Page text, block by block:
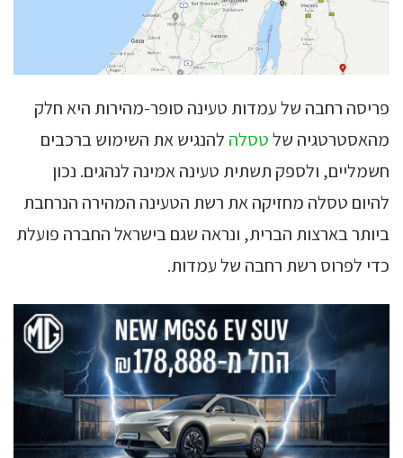
פריסה רחבה של עמדות טעינה סופר-מהירות היא חלק
מהאסטרטגיה שלטסלה להנגיש את השימוש ברכבים
חשמליים, ולספק תשתית טעינה אמינה לנהגים. נכון
להיום טסלה מחזיקה את רשת הטעינה המהירה הנרחבת
ביותר בארצות הברית, ונראה שגם בישראל החברה פועלת
כדי לפרוס רשת רחבה של עמדות.